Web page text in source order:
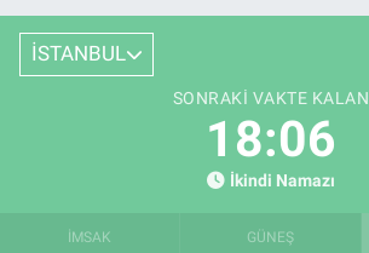
İSTANBUL
SONRAKI VAKTE KALAN
18:05
İkindi Namazı
İMSAK GÜNEŞ